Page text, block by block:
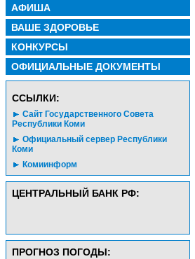
АФИША
ВАШЕ ЗДОРОВЬЕ
КОНКУРСЫ
ОФИЦИАЛЬНЫЕ ДОКУМЕНТЫ
CСЫЛКИ:
Сайт Государственного Совета
Республики Коми
Официальный сервер Республики
Коми
Комиинформ
ЦЕНТРАЛЬНЫЙ БАНК РФ:
ПРОГНОЗ ПОГОДЫ: